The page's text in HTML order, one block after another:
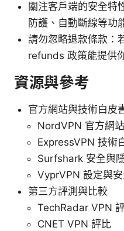
關注客戶端的安全特
防護、自動斷線等功
請勿忽略退款條款：
refunds 政策能提供
資源與參考
官方網站與技術白皮
NordVPN 官方網
ExpressVPN 技術
Surfshark 安全與
VyprVPN 設定與
第三方評測與比較
TechRadar VPN
CNET VPN 評比